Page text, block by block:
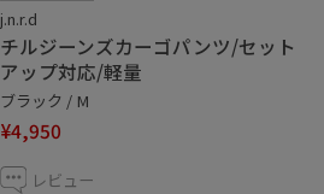
j.n.r.d
チルジーンズカーゴパンツ/セット
アップ対応/軽量
ブラック / M
¥4,950
レビュー